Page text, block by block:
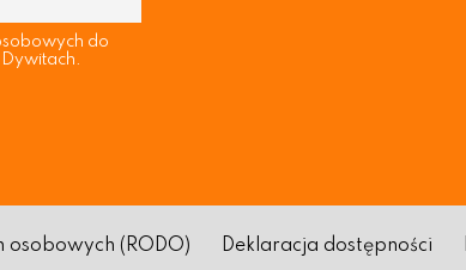
do
Dywitach.
osobowych (RODO) Deklaracja dostępności